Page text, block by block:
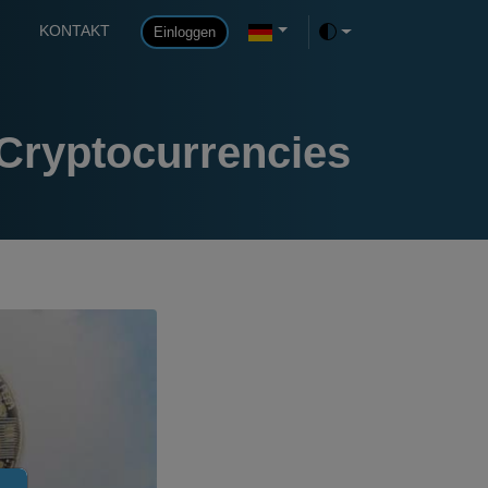
KONTAKT Einloggen
Toggle theme